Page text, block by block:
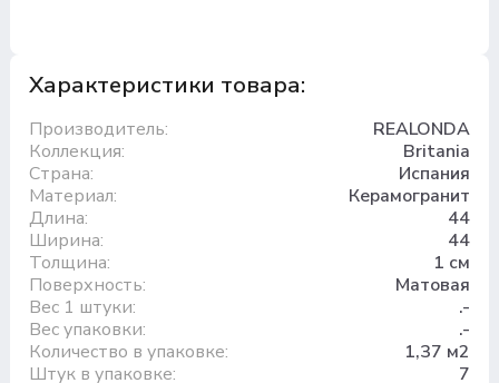
Характеристики товара:
Производитель:
REALONDA
Коллекция:
Britania
Страна:
Испания
Материал:
Керамогранит
Длина:
44
Ширина:
44
Толщина:
1 см
Поверхность:
Матовая
Вес 1 штуки:
.-
Вес упаковки:
.-
Количество в упаковке:
1,37 м2
Штук в упаковке:
7